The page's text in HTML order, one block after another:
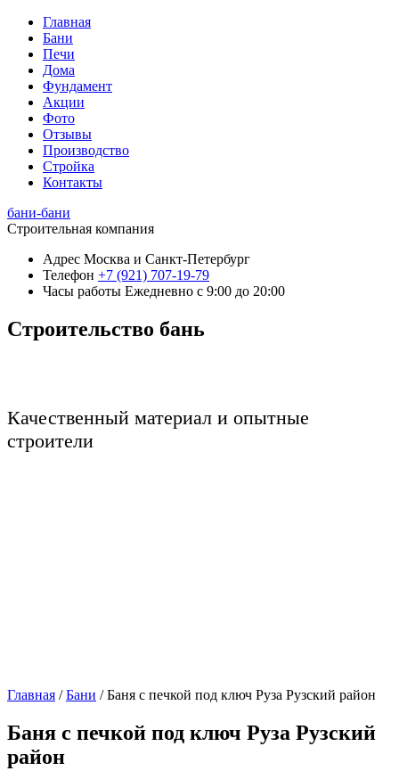
Главная
Бани
Печи
Дома
Фундамент
Акции
Фото
Отзывы
Производство
Стройка
Контакты
бани-бани
Строительная компания
Адрес Москва и Санкт-Петербург
Телефон +7 (921) 707-19-79
Часы работы Ежедневно с 9:00 до 20:00
Строительство бань
Качественный материал и опытные
строители
Главная /Бани /Баня с печкой под ключ Руза Рузский район
Баня с печкой под ключ Руза Рузский
район